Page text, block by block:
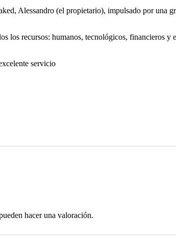
Alessandro (el propietario), impulsado por una
los recursos: humanos, tecnológicos, financieros y
servicio
hacer una valoración.